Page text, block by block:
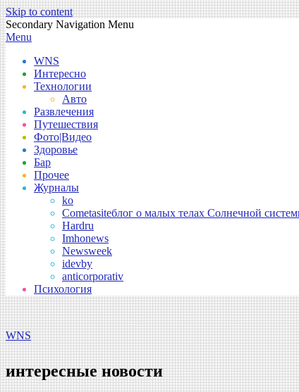
Skip to content
Secondary Navigation Menu
Menu
WNS
Интересно
Технологии
Авто
Развлечения
Путешествия
Фото|Видео
Здоровье
Бар
Прочее
Журналы
ko
Cometasiteблог о малых телах Солнечной
Hardru
Imhonews
Newsweek
idevby
anticorporativ
Психология
WNS
интересные новости